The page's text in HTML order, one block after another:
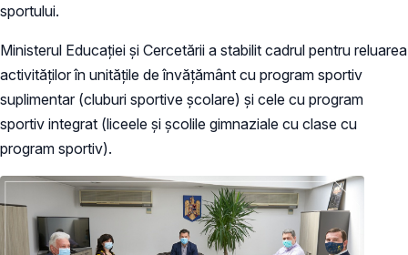
sportului.
Ministerul Educației și Cercetării a stabilit cadrul pentru reluarea
activităților în unitățile de învățământ cu program sportiv
suplimentar (cluburi sportive școlare) și cele cu program
sportiv integrat (liceele și școlile gimnaziale cu clase cu
program sportiv).